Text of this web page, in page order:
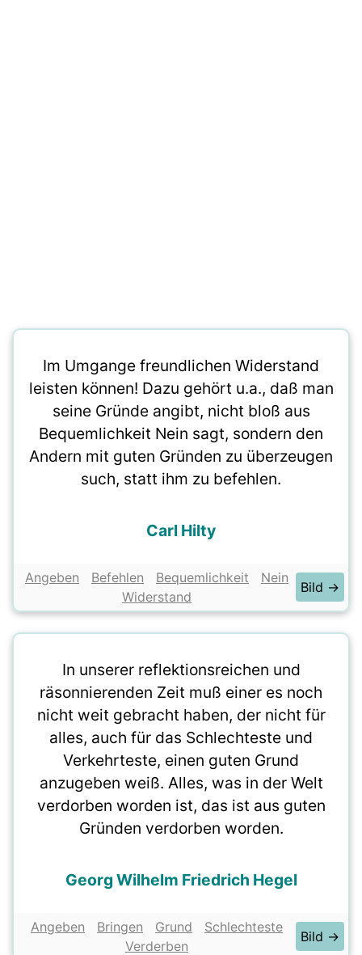
Im Umgange freundlichen Widerstand
leisten können! Dazu gehört u.a., daß man
seine Gründe angibt, nicht bloß aus
Bequemlichkeit Nein sagt, sondern den
Andern mit guten Gründen zu überzeugen
such, statt ihm zu befehlen.
Carl Hilty
Angeben Befehlen Bequemlichkeit
Nein
Widerstand
Bild →
In unserer reflektionsreichen und
räsonnierenden Zeit muß einer es noch
nicht weit gebracht haben, der nicht für
alles, auch für das Schlechteste und
Verkehrteste, einen guten Grund
anzugeben weiß. Alles, was in der Welt
verdorben worden ist, das ist aus guten
Gründen verdorben worden.
Georg Wilhelm Friedrich Hegel
Angeben Bringen Grund
Schlechteste
Verderben
Bild →